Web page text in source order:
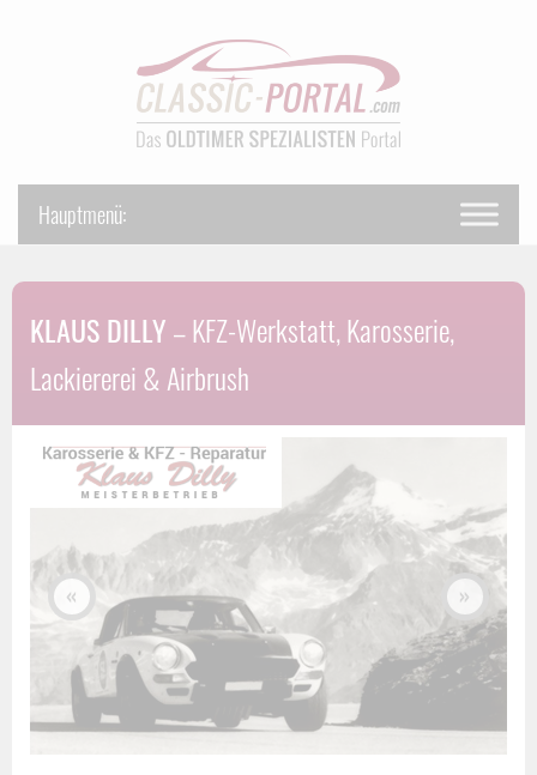
KLAUS DILLY– KFZ-Werkstatt, Karosserie,
Lackiererei & Airbrush
« »